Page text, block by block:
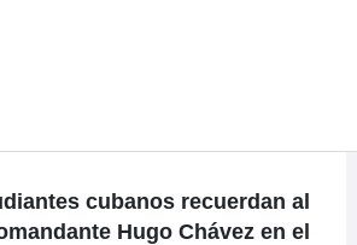
cubanos recuerdan al
Hugo Chávez en el